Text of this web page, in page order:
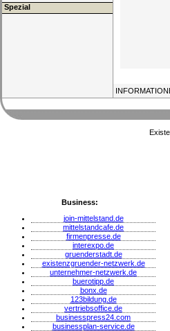
Spezial
Business:
join-mittelstand.de
mittelstandcafe.de
firmenpresse.de
interexpo.de
gruenderstadt.de
existenzgruender-netzwerk.de
unternehmer-netzwerk.de
buerotipp.de
bonx.de
123bildung.de
vertriebsoffice.de
businesspress24.com
businessplan-service.de